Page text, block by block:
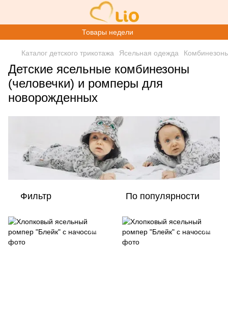
Товары недели
Каталог детского трикотажа Ясельная одежда
Детские ясельные комбинезоны
(человечки) и ромперы для
новорожденных
Фильтр По популярности